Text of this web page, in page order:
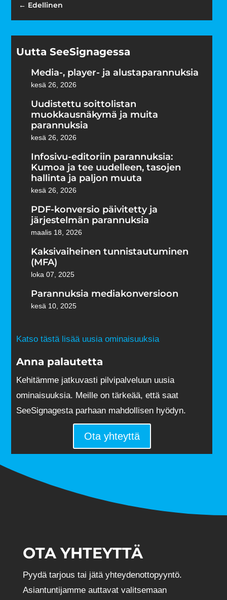
← Edellinen
Uutta SeeSignagessa
Media-, player- ja alustaparannuksia
kesä 26, 2026
Uudistettu soittolistan
muokkausnäkymä ja muita
parannuksia
kesä 26, 2026
Infosivu-editoriin parannuksia:
Kumoa ja tee uudelleen, tasojen
hallinta ja paljon muuta
kesä 26, 2026
PDF-konversio päivitetty ja
järjestelmän parannuksia
maalis 18, 2026
Kaksivaiheinen tunnistautuminen
(MFA)
loka 07, 2025
Parannuksia mediakonversioon
kesä 10, 2025
Katso tästä lisää uusia ominaisuuksia
Anna palautetta
Kehitämme jatkuvasti pilvipalveluun uusia
ominaisuuksia. Meille on tärkeää, että saat
SeeSignagesta parhaan mahdollisen hyödyn.
Ota yhteyttä
OTA YHTEYTTÄ
Pyydä tarjous tai jätä yhteydenottopyyntö.
Asiantuntijamme auttavat valitsemaan